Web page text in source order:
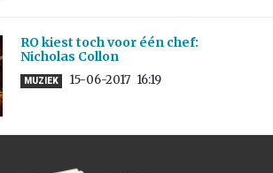
RO kiest toch voor één chef:
Nicholas Collon
MUZIEK 15-06-2017 16:19